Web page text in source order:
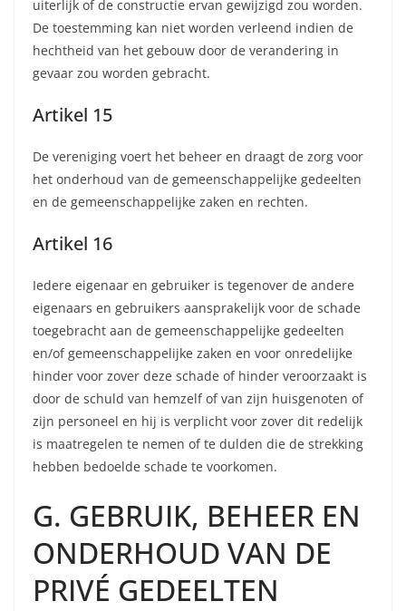
uiterlijk of de constructie ervan gewijzigd zou worden.
De toestemming kan niet worden verleend indien de
hechtheid van het gebouw door de verandering in
gevaar zou worden gebracht.
Artikel 15
De vereniging voert het beheer en draagt de zorg voor
het onderhoud van de gemeenschappelijke gedeelten
en de gemeenschappelijke zaken en rechten.
Artikel 16
Iedere eigenaar en gebruiker is tegenover de andere
eigenaars en gebruikers aansprakelijk voor de schade
toegebracht aan de gemeenschappelijke gedeelten
en/of gemeenschappelijke zaken en voor onredelijke
hinder voor zover deze schade of hinder veroorzaakt is
door de schuld van hemzelf of van zijn huisgenoten of
zijn personeel en hij is verplicht voor zover dit redelijk
is maatregelen te nemen of te dulden die de strekking
hebben bedoelde schade te voorkomen.
G. GEBRUIK, BEHEER EN
ONDERHOUD VAN DE
PRIVÉ GEDEELTEN